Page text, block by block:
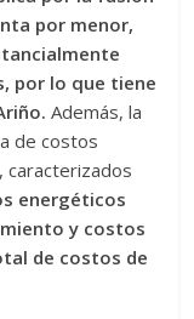
por menor,
por lo que tiene
Además, la
de costos
caracterizados
energéticos
y costos
de costos de